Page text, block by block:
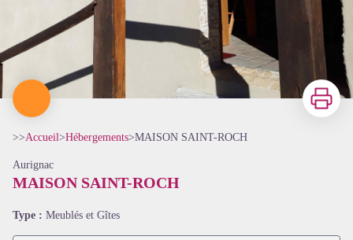
Imprimer
>>Accueil>Hébergements>MAISON SAINT-ROCH
Aurignac
MAISON SAINT-ROCH
Type : Meublés et Gîtes